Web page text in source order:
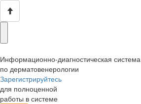
Информационно-диагностическая система
по дерматовенерологии
Зарегистрируйтесь
для полноценной
работы в системе